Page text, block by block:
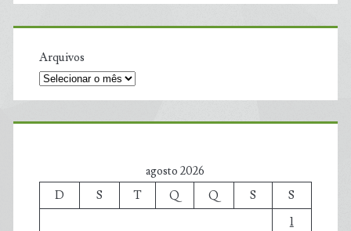
Arquivos
agosto 2026
D
S T Q Q S
S
1